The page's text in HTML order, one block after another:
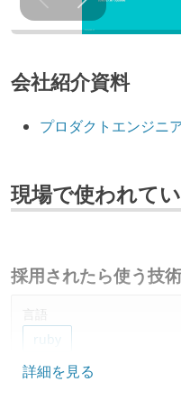
会社紹介資料
プロダクトエンジニ
現場で使われて
採用されたら使う技術
言語
ruby
フレームワーク
詳細を見る